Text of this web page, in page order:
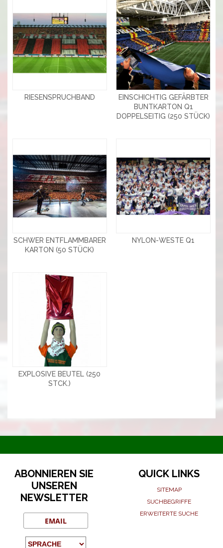
RIESENSPRUCHBAND
EINSCHICHTIG GEFÄRBTER
BUNTKARTON Q1
DOPPELSEITIG (250 STÜCK)
SCHWER ENTFLAMMBARER
KARTON (50 STÜCK)
NYLON-WESTE Q1
EXPLOSIVE BEUTEL (250
STCK.)
ABONNIEREN SIE
UNSEREN
NEWSLETTER
QUICK LINKS
SITEMAP
SUCHBEGRIFFE
ERWEITERTE SUCHE